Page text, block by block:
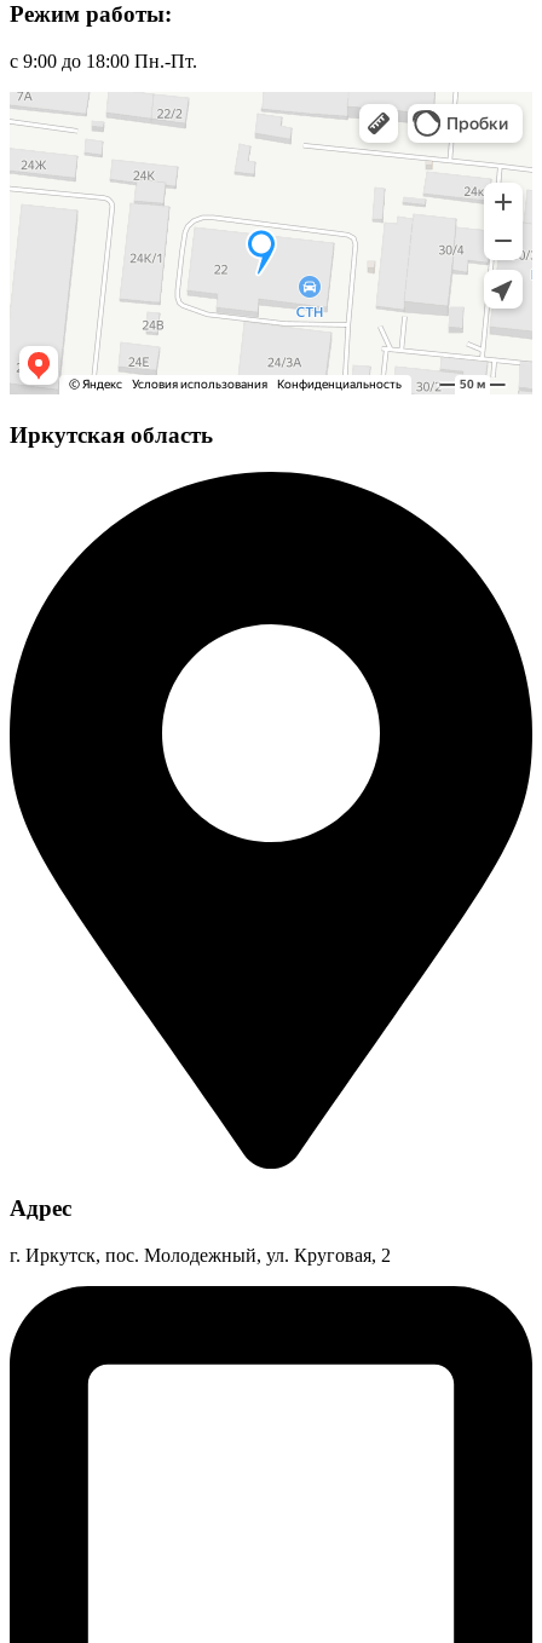
Режим работы:
с 9:00 до 18:00 Пн.-Пт.
Иркутская область
Адрес
г. Иркутск, пос. Молодежный, ул. Круговая, 2